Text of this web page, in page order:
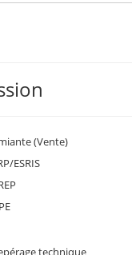
(Vente)
ESRIS
technique